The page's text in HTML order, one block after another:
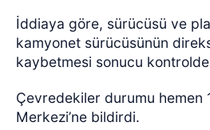
İddiaya göre, sürücüsü ve
kamyonet sürücüsünün
kaybetmesi sonucu
Çevredekiler durumu hemen
Merkezi’ne bildirdi.